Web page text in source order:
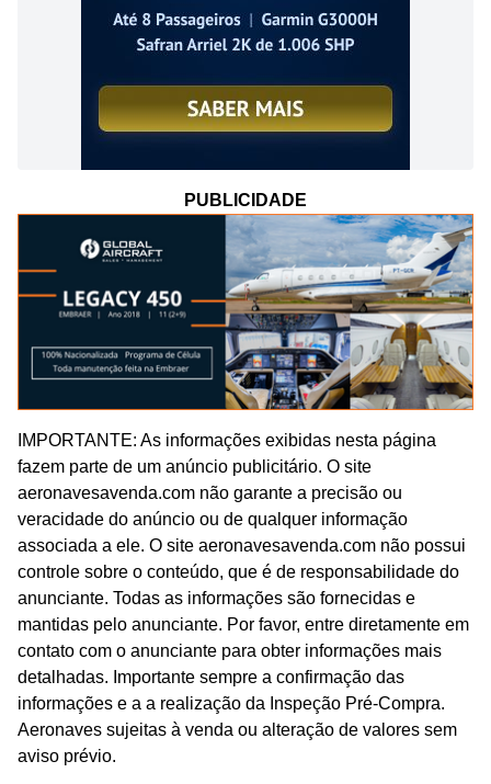
PUBLICIDADE
IMPORTANTE: As informações exibidas nesta página
fazem parte de um anúncio publicitário. O site
aeronavesavenda.com não garante a precisão ou
veracidade do anúncio ou de qualquer informação
associada a ele. O site aeronavesavenda.com não possui
controle sobre o conteúdo, que é de responsabilidade do
anunciante. Todas as informações são fornecidas e
mantidas pelo anunciante. Por favor, entre diretamente em
contato com o anunciante para obter informações mais
detalhadas. Importante sempre a confirmação das
informações e a a realização da Inspeção Pré-Compra.
Aeronaves sujeitas à venda ou alteração de valores sem
aviso prévio.